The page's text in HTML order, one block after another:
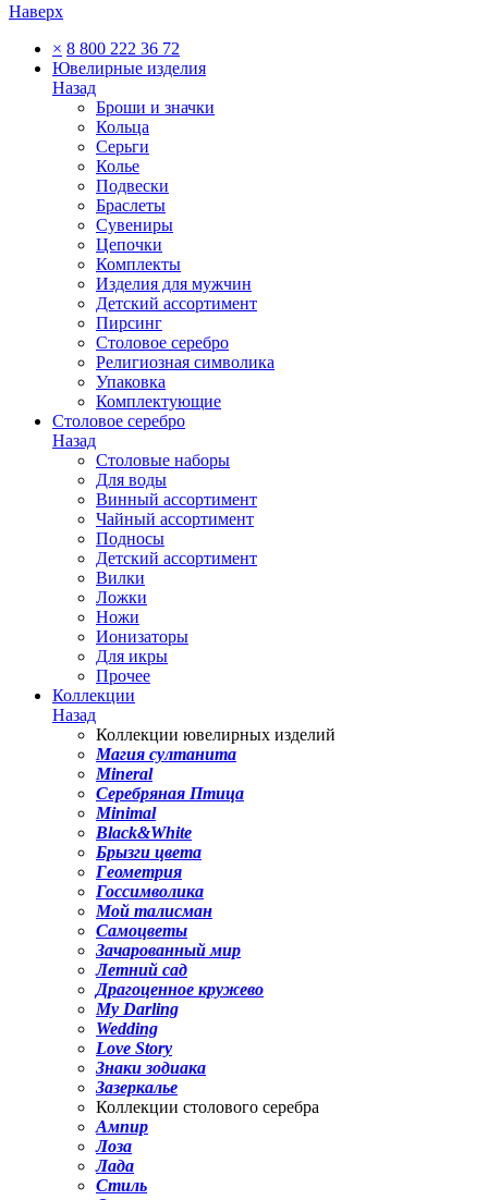
Наверх
× 8 800 222 36 72
Ювелирные изделия
Назад
Броши и значки
Кольца
Серьги
Колье
Подвески
Браслеты
Сувениры
Цепочки
Комплекты
Изделия для мужчин
Детский ассортимент
Пирсинг
Столовое серебро
Религиозная символика
Упаковка
Комплектующие
Столовое серебро
Назад
Столовые наборы
Для воды
Винный ассортимент
Чайный ассортимент
Подносы
Детский ассортимент
Вилки
Ложки
Ножи
Ионизаторы
Для икры
Прочее
Коллекции
Назад
Коллекции ювелирных изделий
Магия султанита
Mineral
Серебряная Птица
Minimal
Black&White
Брызги цвета
Геометрия
Госсимволика
Мой талисман
Самоцветы
Зачарованный мир
Летний сад
Драгоценное кружево
My Darling
Wedding
Love Story
Знаки зодиака
Зазеркалье
Коллекции столового серебра
Ампир
Лоза
Лада
Стиль